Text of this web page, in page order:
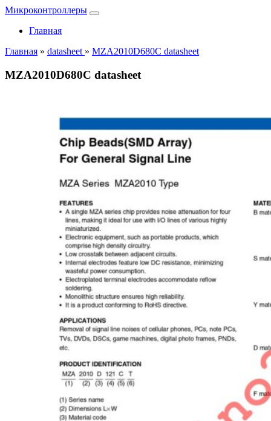
Микроконтроллеры
Главная
Главная » datasheet » MZA2010D680C datasheet
MZA2010D680C datasheet